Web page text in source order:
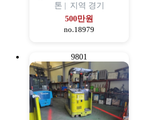
톤 | 지역 경기
500만원
no.18979
9801